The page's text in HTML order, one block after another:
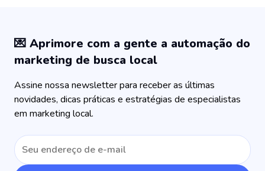
💌 Aprimore com a gente a automação do
marketing de busca local
Assine nossa newsletter para receber as últimas
novidades, dicas práticas e estratégias de especialistas
em marketing local.